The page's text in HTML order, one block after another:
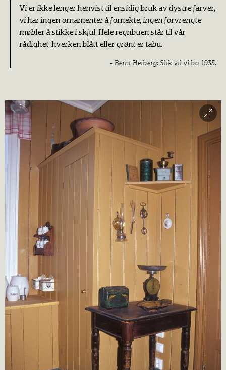
Vi er ikke lenger henvist til ensidig bruk av dystre farver,
vi har ingen ornamenter å fornekte, ingen forvrengte
møbler å stikke i skjul. Hele regnbuen står til vår
rådighet, hverken blått eller grønt er tabu.
Bernt Heiberg: Slik vil vi bo, 1935.